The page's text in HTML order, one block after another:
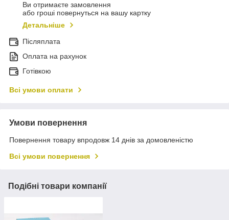
Ви отримаєте замовлення
або гроші повернуться на вашу картку
Детальніше
Післяплата
Оплата на рахунок
Готівкою
Всі умови оплати
Умови повернення
Повернення товару впродовж 14 днів за домовленістю
Всі умови повернення
Подібні товари компанії